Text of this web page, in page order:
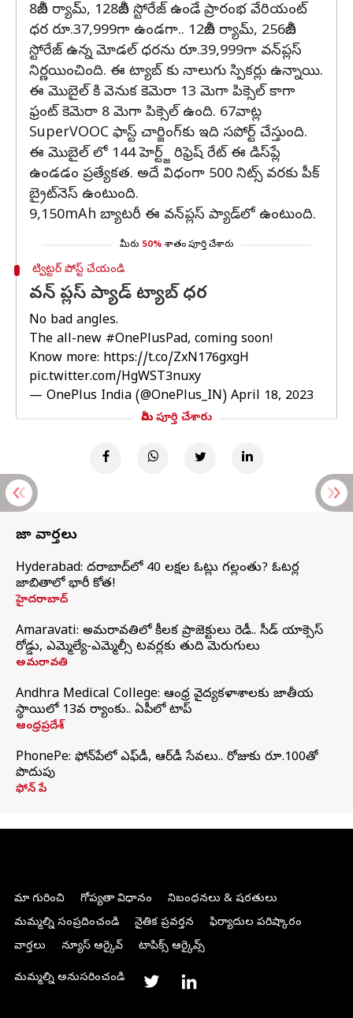
8జీబీ ర్యామ్, 128జీబీ స్టోరేజ్ ఉండే ప్రారంభ వేరియంట్
ధర రూ.37,999గా ఉండగా.. 12జీబీ ర్యామ్, 256జీబీ
స్టోరేజ్ ఉన్న మోడల్ ధరను రూ.39,999గా వన్‍ప్లస్
నిర్ణయించింది. ఈ ట్యాబ్ కు నాలుగు స్పికర్లు ఉన్నాయి.
ఈ మొబైల్ కి వెనుక కెమెరా 13 మెగా పిక్సెల్ కాగా
ఫ్రంట్ కెమెరా 8 మెగా పిక్సెల్ ఉంది. 67వాట్ల
SuperVOOC ఫాస్ట్ చార్జింగ్‍కు ఇది సపోర్ట్ చేస్తుంది.
ఈ మొబైల్ లో 144 హెర్ట్జ్ రిఫ్రెష్ రేట్ ఈ డిస్‍ప్లే
ఉండడం ప్రత్యేకత. అదే విధంగా 500 నిట్స్ వరకు పీక్
బ్రైట్‍నెస్ ఉంటుంది.
9,150mAh బ్యాటరీ ఈ వన్‍ప్లస్ ప్యాడ్‍లో ఉంటుంది.
మీరు 50% శాతం పూర్తి చేశారు
ట్విట్టర్ పోస్ట్ చేయండి
వన్ ప్లస్ ప్యాడ్ ట్యాబ్ ధర
No bad angles.
The all-new #OnePlusPad, coming soon!
Know more: https://t.co/ZxN176gxgH
pic.twitter.com/HgWST3nuxy
— OnePlus India (@OnePlus_IN) April 18, 2023
మీరు పూర్తి చేశారు
తాజా వార్తలు
Hyderabad: హైదరాబాద్‌లో 40 లక్షల ఓట్లు గల్లంతు? ఓటర్ల
జాబితాలో భారీ కోత!
హైదరాబాద్
Amaravati: అమరావతిలో కీలక ప్రాజెక్టులు రెడీ.. సీడ్‌ యాక్సెస్‌
రోడ్డు, ఎమ్మెల్యే-ఎమ్మెల్సీ టవర్లకు తుది మెరుగులు
అమరావతి
Andhra Medical College: ఆంధ్ర వైద్యకళాశాలకు జాతీయ
స్థాయిలో 13వ ర్యాంకు.. ఏపీలో టాప్
ఆంధ్రప్రదేశ్
PhonePe: ఫోన్‌పేలో ఎఫ్‌డీ, ఆర్‌డీ సేవలు.. రోజుకు రూ.100తో
పొదుపు
ఫోన్‌ పే
మా గురించి గోప్యతా విధానం
నిబంధనలు & షరతులు
మమ్మల్ని సంప్రదించండి
నైతిక ప్రవర్తన
ఫిర్యాదుల పరిష్కారం
వార్తలు
న్యూస్ ఆర్కైవ్ టాపిక్స్ ఆర్కైవ్స్
మమ్మల్ని అనుసరించండి